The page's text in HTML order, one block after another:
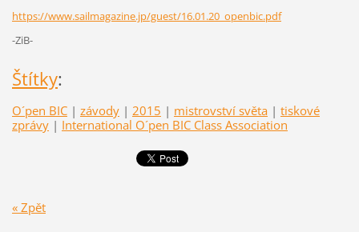
https://www.sailmagazine.jp/guest/16.01.20_openbic.pdf
-ZiB-
Štítky:
O´pen BIC | závody | 2015 | mistrovství světa | tiskové
zprávy | International O´pen BIC Class Association
« Zpět